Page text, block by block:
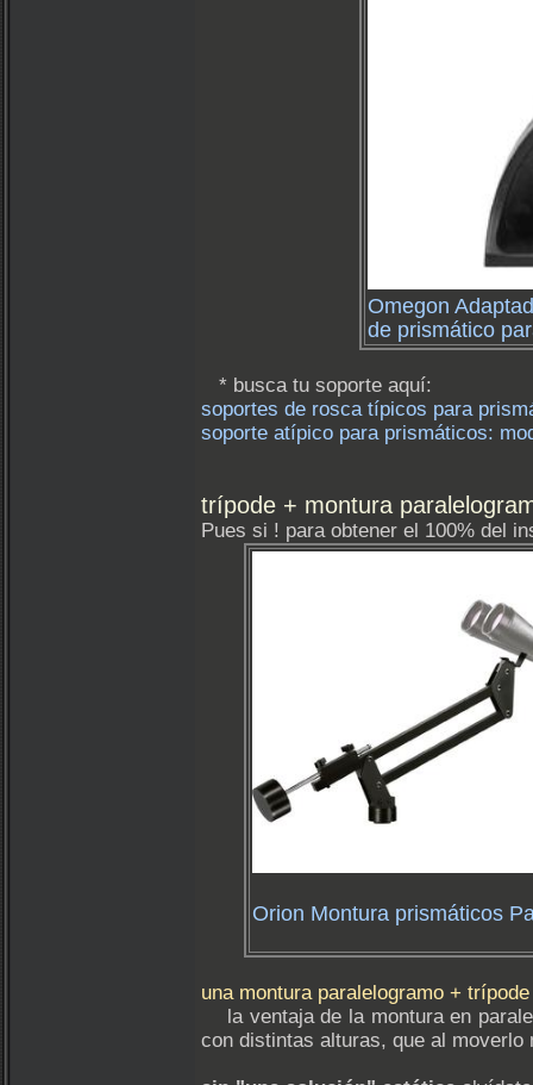
Omegon
de prismático
* busca tu soporte aquí:
soportes de rosca típicos para
soporte atípico para prismáticos:
trípode + montura
Pues si ! para obtener el 100% del
Orion Montura prismáticos
una montura paralelogramo +
la ventaja de la montura en
con distintas alturas, que al